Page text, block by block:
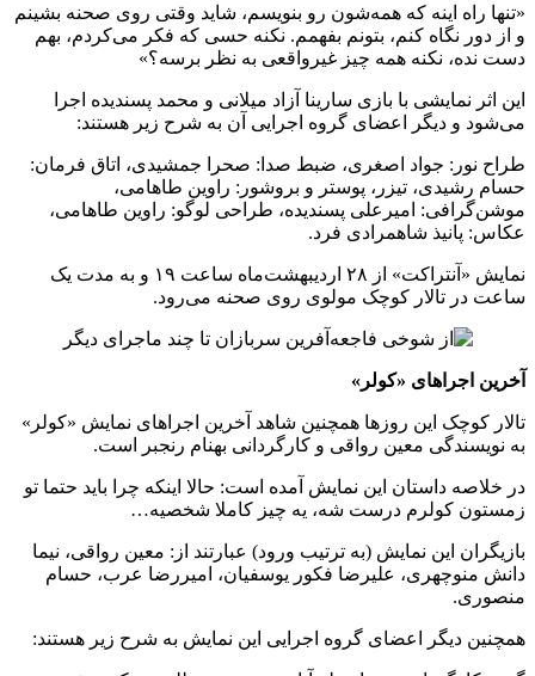
«تنها راه اینه که همه‌شون رو بنویسم، شاید وقتی روی صحنه بشینم
و از دور نگاه کنم، بتونم بفهمم. نکنه حسی که فکر می‌کردم، بهم
دست نده، نکنه همه چیز غیرواقعی به نظر برسه؟»
این اثر نمایشی با بازی سارینا ‌آزاد ‌میلانی و محمد ‌پسندیده اجرا
می‌شود و دیگر اعضای گروه اجرایی آن به شرح زیر هستند:
طراح نور: جواد ‌اصغری، ضبط صدا: صحرا جمشیدی، اتاق فرمان:
حسام رشیدی، تیزر، پوستر و بروشور: راوین طاهامی،
موشن‌گرافی: امیرعلی پسندیده، طراحی لوگو: راوین طاهامی،
عکاس: پانیذ ‌شاهمرادی ‌فرد.
نمایش «آنتراکت» از ۲۸ اردیبهشت‌ماه ساعت ۱۹ و به مدت یک
ساعت در تالار کوچک مولوی روی صحنه می‌رود.
آخرین اجراهای «کولر»
تالار کوچک این روزها همچنین شاهد آخرین اجراهای نمایش «کولر»
به نویسندگی معین رواقی و کارگردانی بهنام رنجبر است.
در خلاصه داستان این نمایش آمده است: حالا اینکه چرا باید حتما تو
زمستون کولرم درست شه، یه چیز کاملا شخصیه…
بازیگران این نمایش (به ترتیب ورود) عبارتند از: معین رواقی، نیما
‌دانش ‌منوچهری، علیرضا فکور یوسفیان، امیررضا ‌عرب، حسام
منصوری.
همچنین دیگر اعضای گروه اجرایی این نمایش به شرح زیر هستند: